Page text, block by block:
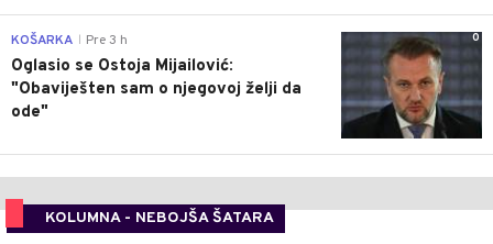
0
KOŠARKA Pre 3 h
Oglasio se Ostoja Mijailović:
"Obaviješten sam o njegovoj želji da
ode"
KOLUMNA - NEBOJŠA ŠATARA